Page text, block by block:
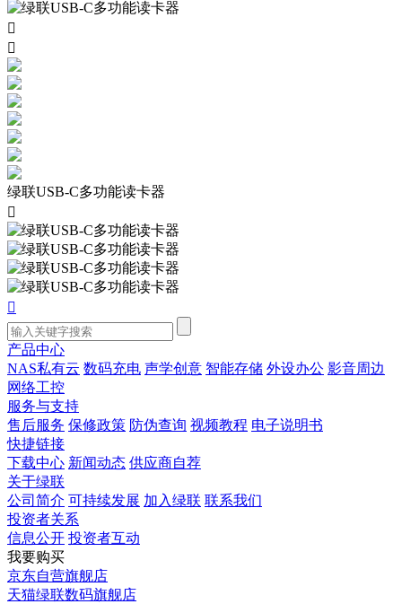


绿联USB-C多功能读卡器


产品中心
NAS私有云 数码充电 声学创意 智能存储 外设办公 影音周边
网络工控
服务与支持
售后服务 保修政策 防伪查询 视频教程 电子说明书
快捷链接
下载中心 新闻动态 供应商自荐
关于绿联
公司简介 可持续发展 加入绿联 联系我们
投资者关系
信息公开 投资者互动
我要购买
京东自营旗舰店
天猫绿联数码旗舰店